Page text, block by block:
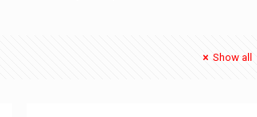
Show all